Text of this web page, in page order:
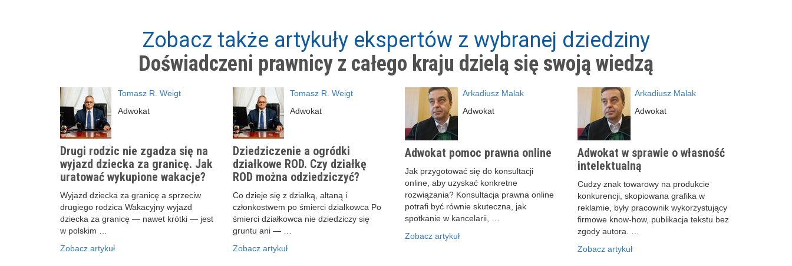
Zobacz także artykuły ekspertów z wybranej dziedziny
Doświadczeni prawnicy z całego kraju dzielą się swoją wiedzą
Tomasz R. Weigt
Adwokat
Drugi rodzic nie zgadza się na
wyjazd dziecka za granicę. Jak
uratować wykupione wakacje?
Wyjazd dziecka za granicę a sprzeciw
drugiego rodzica Wakacyjny wyjazd
dziecka za granicę — nawet krótki — jest
w polskim …
Zobacz artykuł
Tomasz R. Weigt
Adwokat
Dziedziczenie a ogródki
działkowe ROD. Czy działkę
ROD można odziedziczyć?
Co dzieje się z działką, altaną i
członkostwem po śmierci działkowca Po
śmierci działkowca nie dziedziczy się
gruntu ani — …
Zobacz artykuł
Arkadiusz Malak
Adwokat
Adwokat pomoc prawna online
Jak przygotować się do konsultacji
online, aby uzyskać konkretne
rozwiązania? Konsultacja prawna online
potrafi być równie skuteczna, jak
spotkanie w kancelarii, …
Zobacz artykuł
Arkadiusz Malak
Adwokat
Adwokat w sprawie o własność
intelektualną
Cudzy znak towarowy na produkcie
konkurencji, skopiowana grafika w
reklamie, były pracownik wykorzystujący
firmowe know-how, publikacja tekstu bez
zgody autora. …
Zobacz artykuł